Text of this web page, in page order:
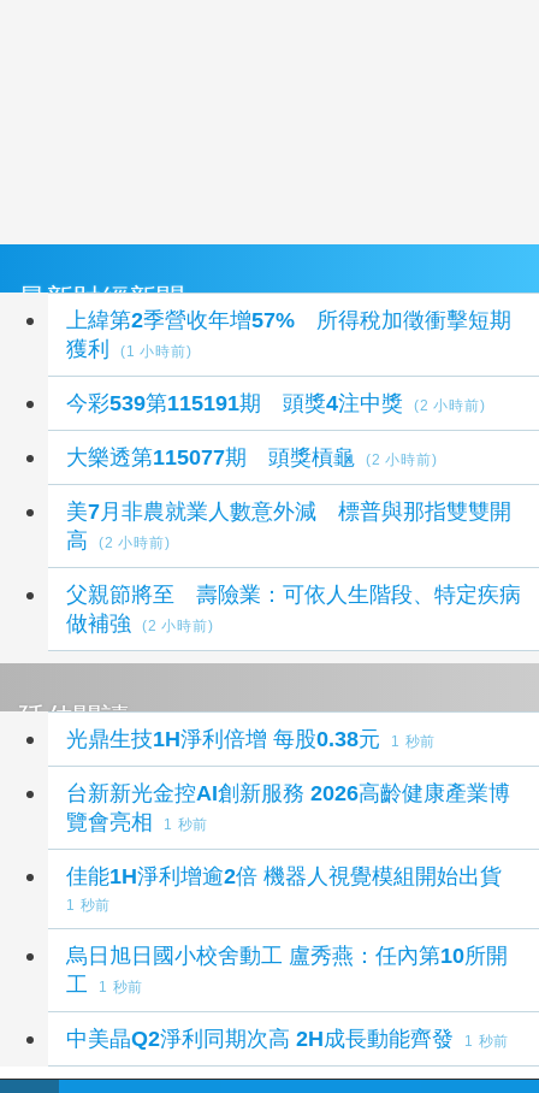
最新財經新聞
上緯第2季營收年增57% 所得稅加徵衝擊短期
獲利
(1 小時前)
今彩539第115191期 頭獎4注中獎 (2 小時前)
大樂透第115077期 頭獎槓龜 (2 小時前)
美7月非農就業人數意外減 標普與那指雙雙開
高
(2 小時前)
父親節將至 壽險業：可依人生階段、特定疾病
做補強
(2 小時前)
延伸閱讀
光鼎生技1H淨利倍增 每股0.38元 1 秒前
台新新光金控AI創新服務 2026高齡健康產業博
覽會亮相
1 秒前
佳能1H淨利增逾2倍 機器人視覺模組開始出貨
1 秒前
烏日旭日國小校舍動工 盧秀燕：任內第10所開
工
1 秒前
中美晶Q2淨利同期次高 2H成長動能齊發 1 秒前